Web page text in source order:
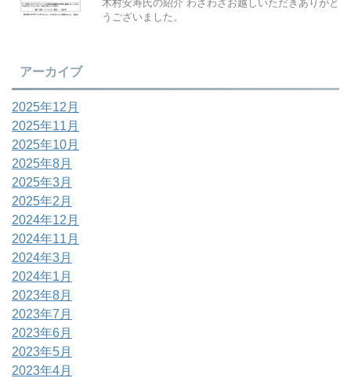
木村安寿氏の紹介 わざわざお越しいただきありがと
うございました。
アーカイブ
2025年12月
2025年11月
2025年10月
2025年8月
2025年3月
2025年2月
2024年12月
2024年11月
2024年3月
2024年1月
2023年8月
2023年7月
2023年6月
2023年5月
2023年4月